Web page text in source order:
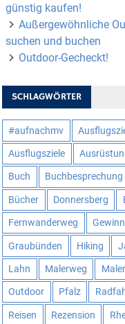
günstig kaufen!
Außergewöhnliche
suchen und buchen
Outdoor-Gecheckt!
SCHLAGWÖRTER
#aufnachmv
Ausflugsziele
Buch Buchbesprechung
Bücher Donnersberg
Fernwanderweg
Graubünden Hiking
Lahn Malerweg
Outdoor Pfalz
Reisen Rezension